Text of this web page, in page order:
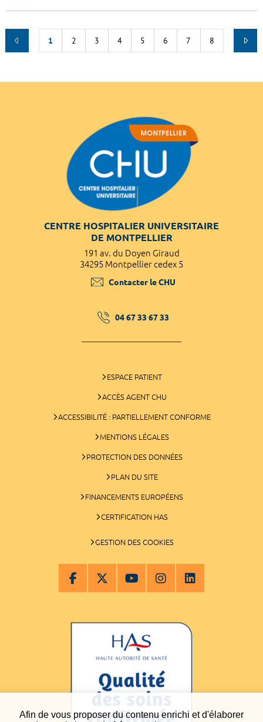
Afin de vous proposer du contenu enrichi et d'élaborer
1 2 3 4 5 6 7 8
CENTRE HOSPITALIER UNIVERSITAIRE
DE MONTPELLIER
191 av. du Doyen Giraud
34295 Montpellier cedex 5
Contacter le CHU
04 67 33 67 33
ESPACE PATIENT
ACCÈS AGENT CHU
ACCESSIBILITÉ : PARTIELLEMENT CONFORME
MENTIONS LÉGALES
PROTECTION DES DONNÉES
PLAN DU SITE
FINANCEMENTS EUROPÉENS
CERTIFICATION HAS
GESTION DES COOKIES